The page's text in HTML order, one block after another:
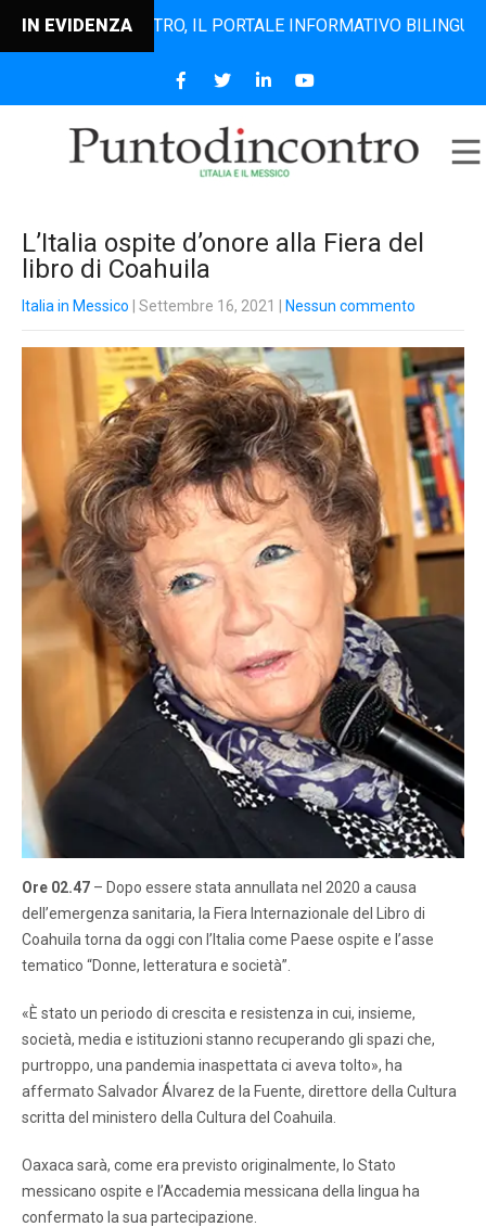
IN EVIDENZA IL PORTALE INFORMATIVO BILINGUE
L’Italia ospite d’onore alla Fiera del
libro di Coahuila
Italia in Messico | Settembre 16, 2021 Nessun commento
Ore 02.47 – Dopo essere stata annullata nel 2020 a causa
dell’emergenza sanitaria, la Fiera Internazionale del Libro di
Coahuila torna da oggi con l’Italia come Paese ospite e l’asse
tematico “Donne, letteratura e società”.
«È stato un periodo di crescita e resistenza in cui, insieme,
società, media e istituzioni stanno recuperando gli spazi che,
purtroppo, una pandemia inaspettata ci aveva tolto», ha
affermato Salvador Álvarez de la Fuente, direttore della Cultura
scritta del ministero della Cultura del Coahuila.
Oaxaca sarà, come era previsto originalmente, lo Stato
messicano ospite e l’Accademia messicana della lingua ha
confermato la sua partecipazione.